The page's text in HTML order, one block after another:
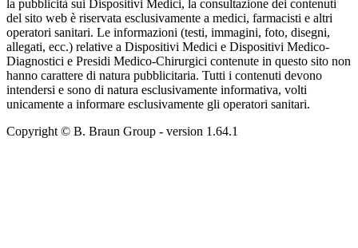
la pubblicità sui Dispositivi Medici, la consultazione dei contenuti
del sito web è riservata esclusivamente a medici, farmacisti e altri
operatori sanitari. Le informazioni (testi, immagini, foto, disegni,
allegati, ecc.) relative a Dispositivi Medici e Dispositivi Medico-
Diagnostici e Presidi Medico-Chirurgici contenute in questo sito non
hanno carattere di natura pubblicitaria. Tutti i contenuti devono
intendersi e sono di natura esclusivamente informativa, volti
unicamente a informare esclusivamente gli operatori sanitari.
Copyright © B. Braun Group - version 1.64.1